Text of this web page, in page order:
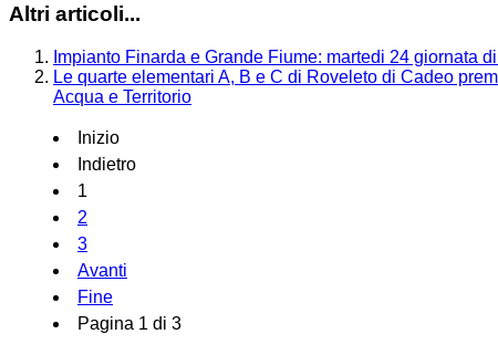
Altri articoli...
Impianto Finarda e Grande Fiume: martedi 24 giornata
Le quarte elementari A, B e C di Roveleto di Cadeo
Acqua e Territorio
Inizio
Indietro
1
2
3
Avanti
Fine
Pagina 1 di 3